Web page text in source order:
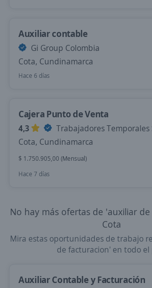
Auxiliar contable
Gi Group Colombia
Cota, Cundinamarca
Hace 6 días
Cajera Punto de Venta
4,3
Trabajadores Temporales
Cota, Cundinamarca
$ 1.750.905,00 (Mensual)
Hace 7 días
No hay más ofertas de 'auxiliar
Cota
Mira estas oportunidades de trabajo
de facturacion' en todo el
Auxiliar Contable y Facturación